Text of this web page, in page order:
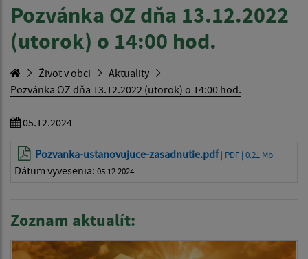
Pozvánka OZ dňa 13.12.2022
(utorok) o 14:00 hod.
Život v obci
Aktuality
Pozvánka OZ dňa 13.12.2022 (utorok) o 14:00 hod.
05.12.2024
Pozvanka-ustanovujuce-zasadnutie.pdf | PDF | 0.21 Mb
Dátum vyvesenia: 05.12.2024
Zoznam aktualít: